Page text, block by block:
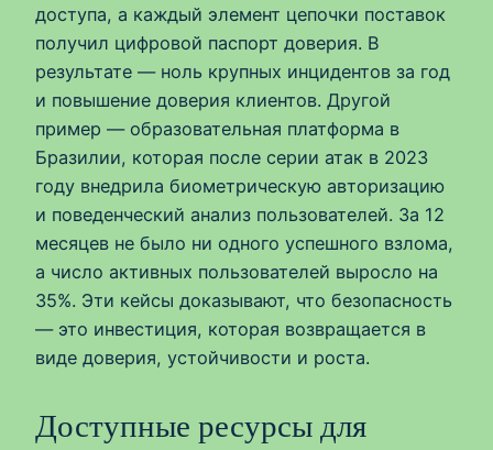
доступа, а каждый элемент цепочки поставок
получил цифровой паспорт доверия. В
результате — ноль крупных инцидентов за год
и повышение доверия клиентов. Другой
пример — образовательная платформа в
Бразилии, которая после серии атак в 2023
году внедрила биометрическую авторизацию
и поведенческий анализ пользователей. За 12
месяцев не было ни одного успешного взлома,
а число активных пользователей выросло на
35%. Эти кейсы доказывают, что безопасность
— это инвестиция, которая возвращается в
виде доверия, устойчивости и роста.
Доступные ресурсы для